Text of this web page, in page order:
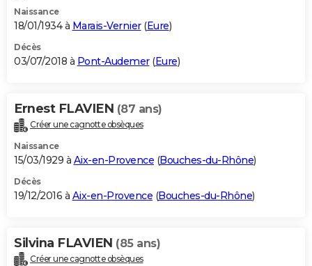
Naissance
18/01/1934 à Marais-Vernier(Eure)
Décès
03/07/2018 à Pont-Audemer(Eure)
Ernest FLAVIEN (87 ans)
Créer une cagnotte obsèques
Naissance
15/03/1929 à Aix-en-Provence (Bouches-du-Rhône)
Décès
19/12/2016 à Aix-en-Provence (Bouches-du-Rhône)
Silvina FLAVIEN (85 ans)
Créer une cagnotte obsèques